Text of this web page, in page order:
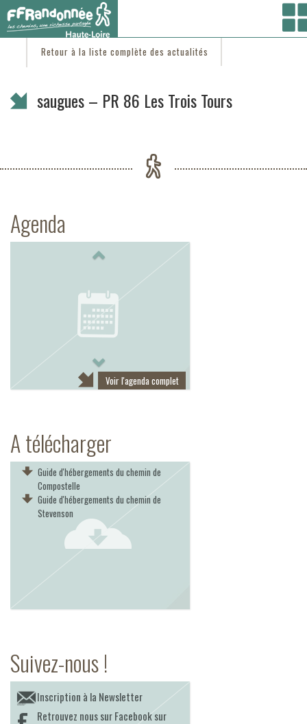
Vous êtes ici :Accueil/C'est d'actu
Retour à la liste complète des actualités
saugues – PR 86 Les Trois Tours
Agenda
Voir l'agenda complet
A télécharger
Guide d'hébergements du chemin de
Compostelle
Guide d'hébergements du chemin de
Stevenson
Suivez-nous !
Inscription à la Newsletter
Retrouvez nous sur Facebook sur